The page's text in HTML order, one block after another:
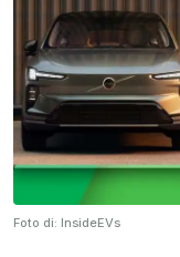
Foto di: InsideEVs